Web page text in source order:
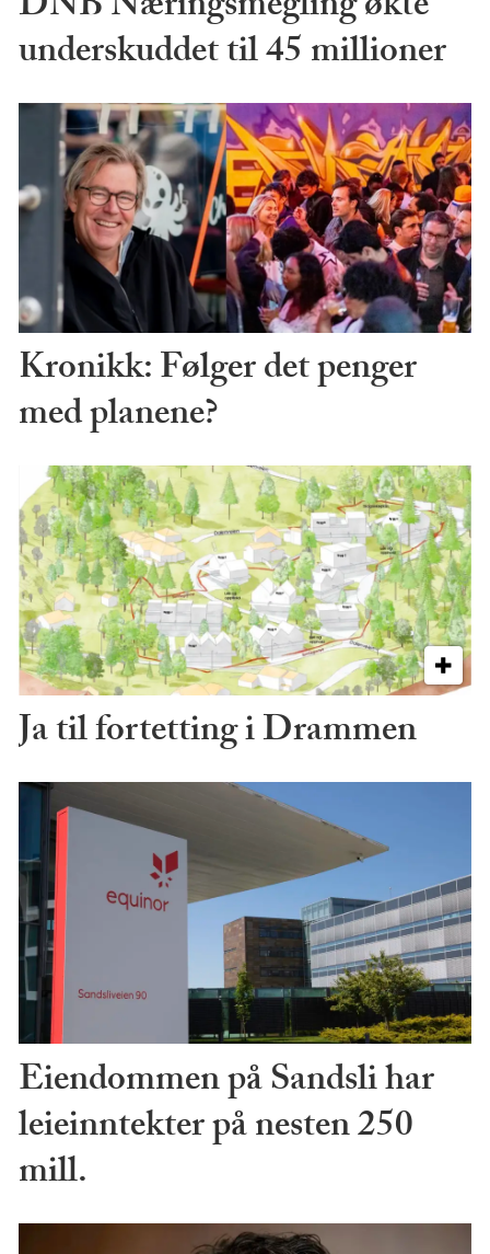
underskuddet til 45 millioner
Kronikk: Følger det penger
med planene?
Ja til fortetting i Drammen
Eiendommen på Sandsli har
leieinntekter på nesten 250
mill.